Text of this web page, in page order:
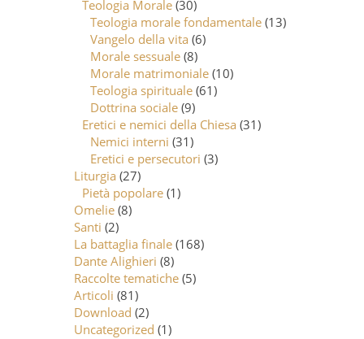
Teologia Morale (30)
Teologia morale fondamentale (13)
Vangelo della vita (6)
Morale sessuale (8)
Morale matrimoniale (10)
Teologia spirituale (61)
Dottrina sociale (9)
Eretici e nemici della Chiesa (31)
Nemici interni (31)
Eretici e persecutori (3)
Liturgia (27)
Pietà popolare (1)
Omelie (8)
Santi (2)
La battaglia finale (168)
Dante Alighieri (8)
Raccolte tematiche (5)
Articoli (81)
Download (2)
Uncategorized (1)